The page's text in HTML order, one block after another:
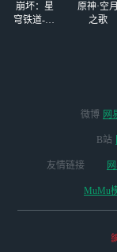
崩坏：星
穹铁道-4.4
原神·空月
之歌
微博 网
B站
友情链接
MuMu